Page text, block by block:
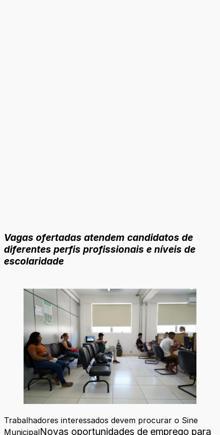
Vagas ofertadas atendem candidatos de
diferentes perfis profissionais e níveis de
escolaridade
Trabalhadores interessados devem procurar o Sine
MunicipalNovas oportunidades de emprego para